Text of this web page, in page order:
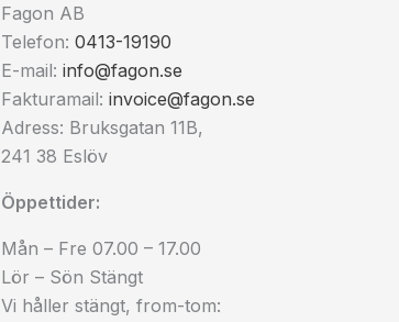
Fagon AB
Telefon: 0413-19190
E-mail: info@fagon.se
Fakturamail: invoice@fagon.se
Adress: Bruksgatan 11B,
241 38 Eslöv
Öppettider:
Mån – Fre 07.00 – 17.00
Lör – Sön Stängt
Vi håller stängt, from-tom: